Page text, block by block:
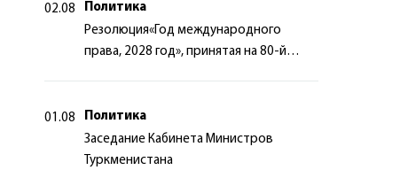
02.08
Политика
Резолюция«Год международного
права, 2028 год», принятая на 80-й
01.08
Политика
Заседание Кабинета Министров
Туркменистана